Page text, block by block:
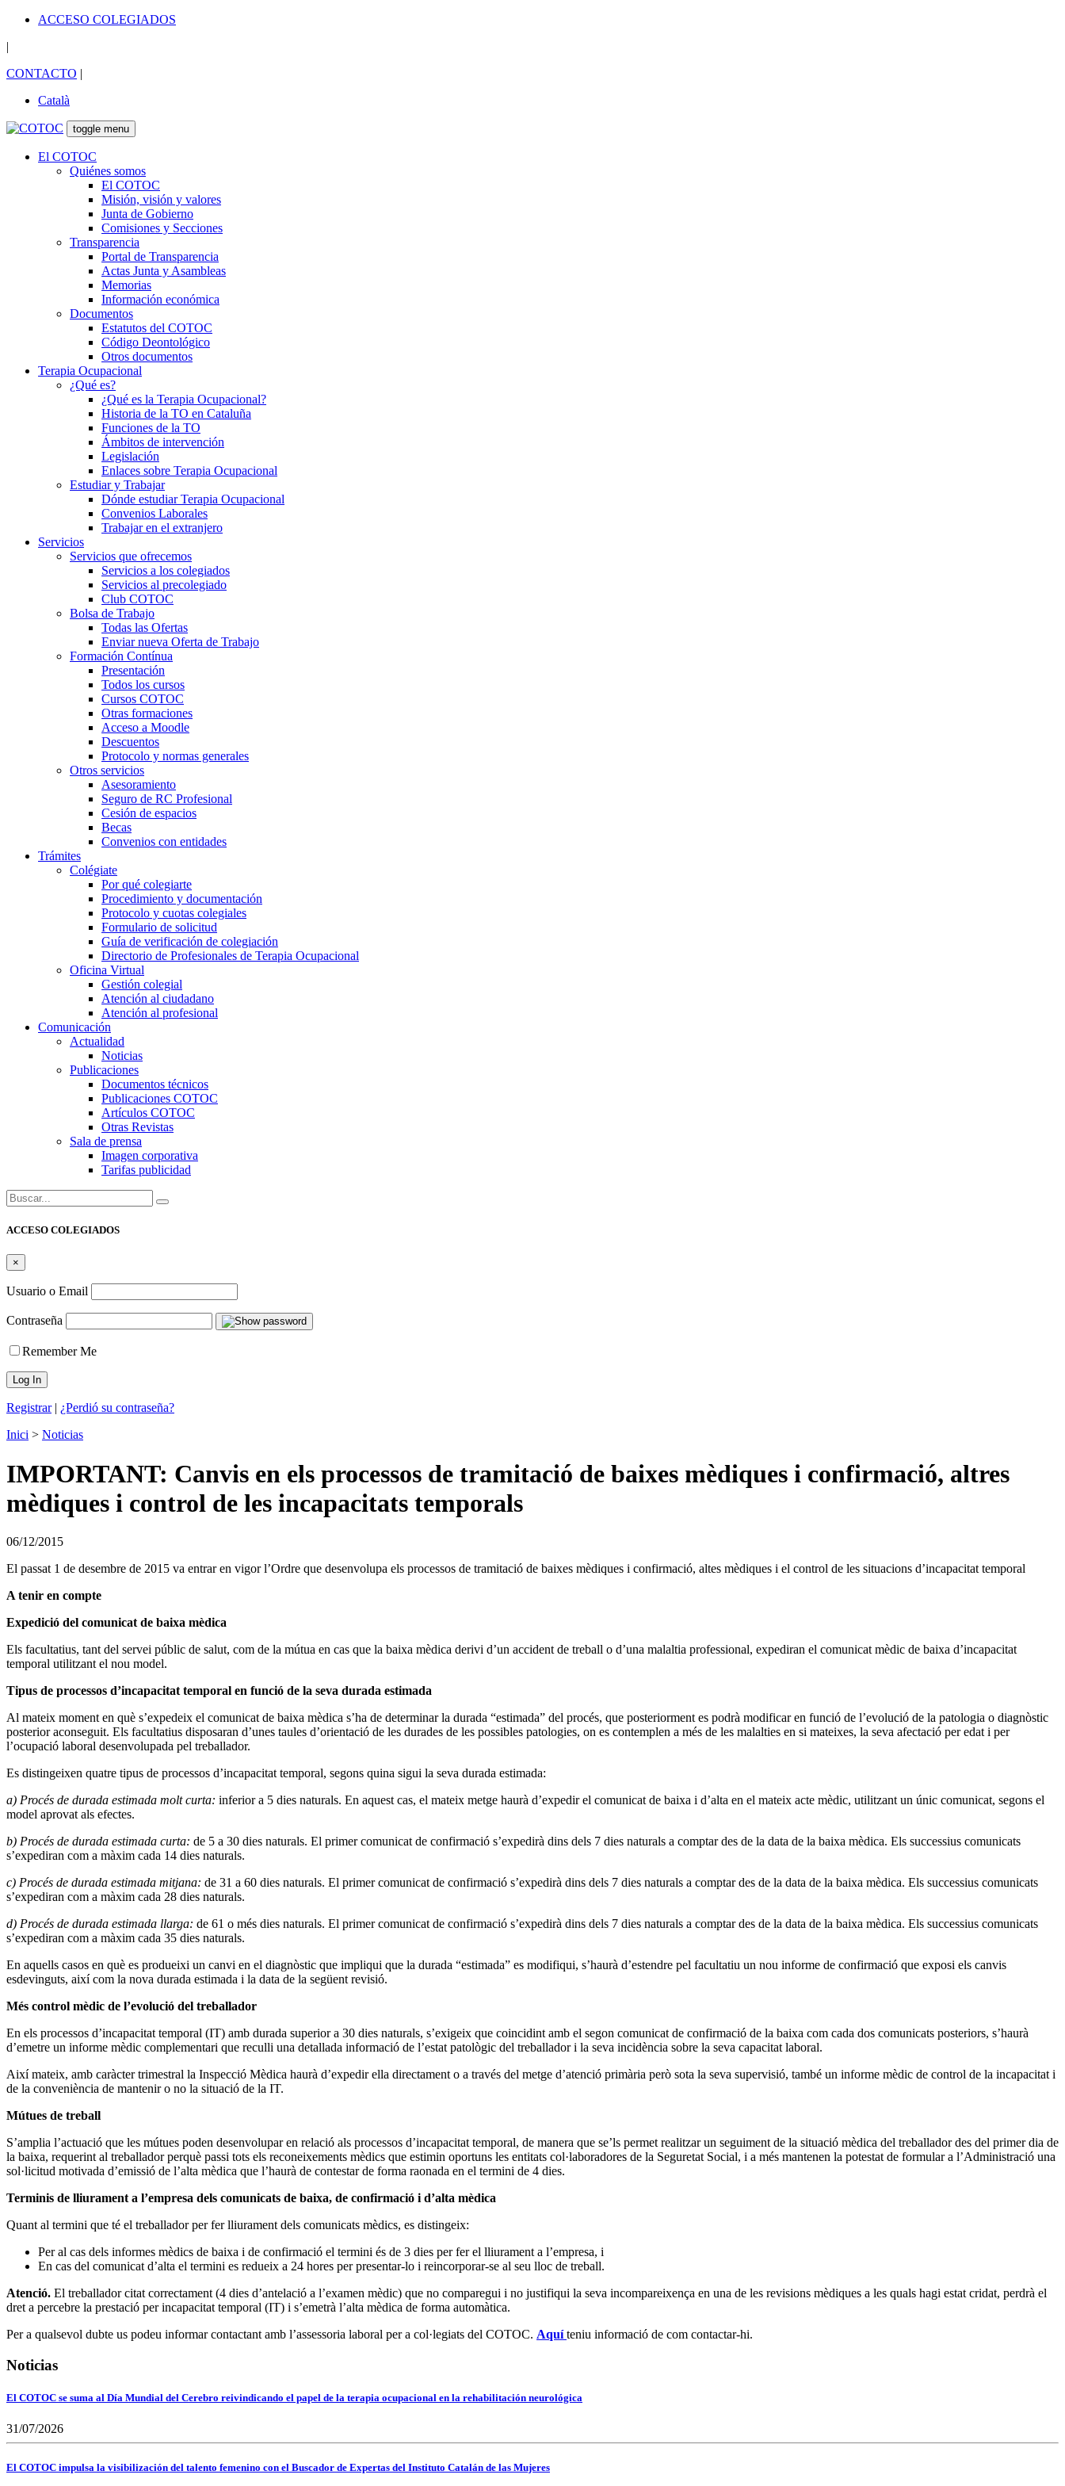
ACCESO COLEGIADOS
|
CONTACTO |
Català
toggle menu
El COTOC
Quiénes somos
El COTOC
Misión, visión y valores
Junta de Gobierno
Comisiones y Secciones
Transparencia
Portal de Transparencia
Actas Junta y Asambleas
Memorias
Información económica
Documentos
Estatutos del COTOC
Código Deontológico
Otros documentos
Terapia Ocupacional
¿Qué es?
¿Qué es la Terapia Ocupacional?
Historia de la TO en Cataluña
Funciones de la TO
Ámbitos de intervención
Legislación
Enlaces sobre Terapia Ocupacional
Estudiar y Trabajar
Dónde estudiar Terapia Ocupacional
Convenios Laborales
Trabajar en el extranjero
Servicios
Servicios que ofrecemos
Servicios a los colegiados
Servicios al precolegiado
Club COTOC
Bolsa de Trabajo
Todas las Ofertas
Enviar nueva Oferta de Trabajo
Formación Contínua
Presentación
Todos los cursos
Cursos COTOC
Otras formaciones
Acceso a Moodle
Descuentos
Protocolo y normas generales
Otros servicios
Asesoramiento
Seguro de RC Profesional
Cesión de espacios
Becas
Convenios con entidades
Trámites
Colégiate
Por qué colegiarte
Procedimiento y documentación
Protocolo y cuotas colegiales
Formulario de solicitud
Guía de verificación de colegiación
Directorio de Profesionales de Terapia Ocupacional
Oficina Virtual
Gestión colegial
Atención al ciudadano
Atención al profesional
Comunicación
Actualidad
Noticias
Publicaciones
Documentos técnicos
Publicaciones COTOC
Artículos COTOC
Otras Revistas
Sala de prensa
Imagen corporativa
Tarifas publicidad
Buscar:
ACCESO COLEGIADOS
×
Usuario o Email
Contraseña
Remember Me
Registrar| ¿Perdió su contraseña?
Inici > Noticias
IMPORTANT: Canvis en els processos de tramitació de baixes mèdiques i confirmació, altres
mèdiques i control de les incapacitats temporals
06/12/2015
El passat 1 de desembre de 2015 va entrar en vigor l’Ordre que desenvolupa els processos de tramitació de baixes mèdiques i confirmació, altes mèdiques i el control de les situacions d’incapacitat temporal
A tenir en compte
Expedició del comunicat de baixa mèdica
Els facultatius, tant del servei públic de salut, com de la mútua en cas que la baixa mèdica derivi d’un accident de treball o d’una malaltia professional, expediran el comunicat mèdic de baixa d’incapacitat
temporal utilitzant el nou model.
Tipus de processos d’incapacitat temporal en funció de la seva durada estimada
Al mateix moment en què s’expedeix el comunicat de baixa mèdica s’ha de determinar la durada “estimada” del procés, que posteriorment es podrà modificar en funció de l’evolució de la patologia o diagnòstic
posterior aconseguit. Els facultatius disposaran d’unes taules d’orientació de les durades de les possibles patologies, on es contemplen a més de les malalties en si mateixes, la seva afectació per edat i per
l’ocupació laboral desenvolupada pel treballador.
Es distingeixen quatre tipus de processos d’incapacitat temporal, segons quina sigui la seva durada estimada:
a) Procés de durada estimada molt curta: inferior a 5 dies naturals. En aquest cas, el mateix metge haurà d’expedir el comunicat de baixa i d’alta en el mateix acte mèdic, utilitzant un únic comunicat, segons el
model aprovat als efectes.
b) Procés de durada estimada curta: de 5 a 30 dies naturals. El primer comunicat de confirmació s’expedirà dins dels 7 dies naturals a comptar des de la data de la baixa mèdica. Els successius comunicats
s’expediran com a màxim cada 14 dies naturals.
c) Procés de durada estimada mitjana: de 31 a 60 dies naturals. El primer comunicat de confirmació s’expedirà dins dels 7 dies naturals a comptar des de la data de la baixa mèdica. Els successius comunicats
s’expediran com a màxim cada 28 dies naturals.
d) Procés de durada estimada llarga: de 61 o més dies naturals. El primer comunicat de confirmació s’expedirà dins dels 7 dies naturals a comptar des de la data de la baixa mèdica. Els successius comunicats
s’expediran com a màxim cada 35 dies naturals.
En aquells casos en què es produeixi un canvi en el diagnòstic que impliqui que la durada “estimada” es modifiqui, s’haurà d’estendre pel facultatiu un nou informe de confirmació que exposi els canvis
esdevinguts, així com la nova durada estimada i la data de la següent revisió.
Més control mèdic de l’evolució del treballador
En els processos d’incapacitat temporal (IT) amb durada superior a 30 dies naturals, s’exigeix que coincidint amb el segon comunicat de confirmació de la baixa com cada dos comunicats posteriors, s’haurà
d’emetre un informe mèdic complementari que reculli una detallada informació de l’estat patològic del treballador i la seva incidència sobre la seva capacitat laboral.
Així mateix, amb caràcter trimestral la Inspecció Mèdica haurà d’expedir ella directament o a través del metge d’atenció primària però sota la seva supervisió, també un informe mèdic de control de la incapacitat i
de la conveniència de mantenir o no la situació de la IT.
Mútues de treball
S’amplia l’actuació que les mútues poden desenvolupar en relació als processos d’incapacitat temporal, de manera que se’ls permet realitzar un seguiment de la situació mèdica del treballador des del primer dia de
la baixa, requerint al treballador perquè passi tots els reconeixements mèdics que estimin oportuns les entitats col·laboradores de la Seguretat Social, i a més mantenen la potestat de formular a l’Administració una
sol·licitud motivada d’emissió de l’alta mèdica que l’haurà de contestar de forma raonada en el termini de 4 dies.
Terminis de lliurament a l’empresa dels comunicats de baixa, de confirmació i d’alta mèdica
Quant al termini que té el treballador per fer lliurament dels comunicats mèdics, es distingeix:
Per al cas dels informes mèdics de baixa i de confirmació el termini és de 3 dies per fer el lliurament a l’empresa, i
En cas del comunicat d’alta el termini es redueix a 24 hores per presentar-lo i reincorporar-se al seu lloc de treball.
Atenció. El treballador citat correctament (4 dies d’antelació a l’examen mèdic) que no comparegui i no justifiqui la seva incompareixença en una de les revisions mèdiques a les quals hagi estat cridat, perdrà el
dret a percebre la prestació per incapacitat temporal (IT) i s’emetrà l’alta mèdica de forma automàtica.
Per a qualsevol dubte us podeu informar contactant amb l’assessoria laboral per a col·legiats del COTOC. Aquíteniu informació de com contactar-hi.
Noticias
El COTOC se suma al Día Mundial del Cerebro reivindicando el papel de la terapia ocupacional en la rehabilitación neurológica
31/07/2026
El COTOC impulsa la visibilización del talento femenino con el Buscador de Expertas del Instituto Catalán de las Mujeres